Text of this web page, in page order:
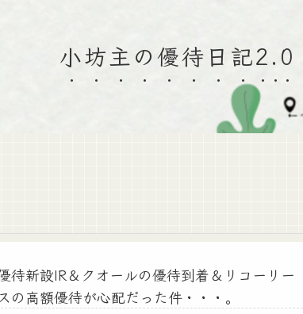
小坊主の優待日記2.0
待新設IR＆クオールの優待到着＆リコーリー
の高額優待が心配だった件・・・。